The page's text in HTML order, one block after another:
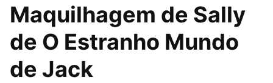
Maquilhagem de Sally
de O Estranho Mundo
de Jack